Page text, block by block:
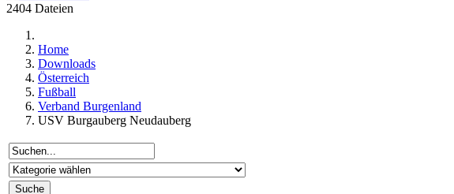
2404 Dateien
Home
Downloads
Österreich
Fußball
Verband Burgenland
USV Burgauberg Neudauberg